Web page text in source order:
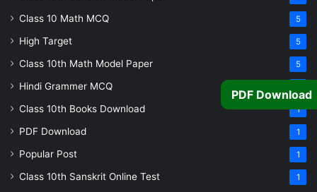
Class 10 Math MCQ 5
High Target 5
Class 10th Math Model Paper 5
Hindi Grammer MCQ
Class 10th Books Download 1
PDF Download 1
Popular Post 1
Class 10th Sanskrit Online Test 1
PDF Download